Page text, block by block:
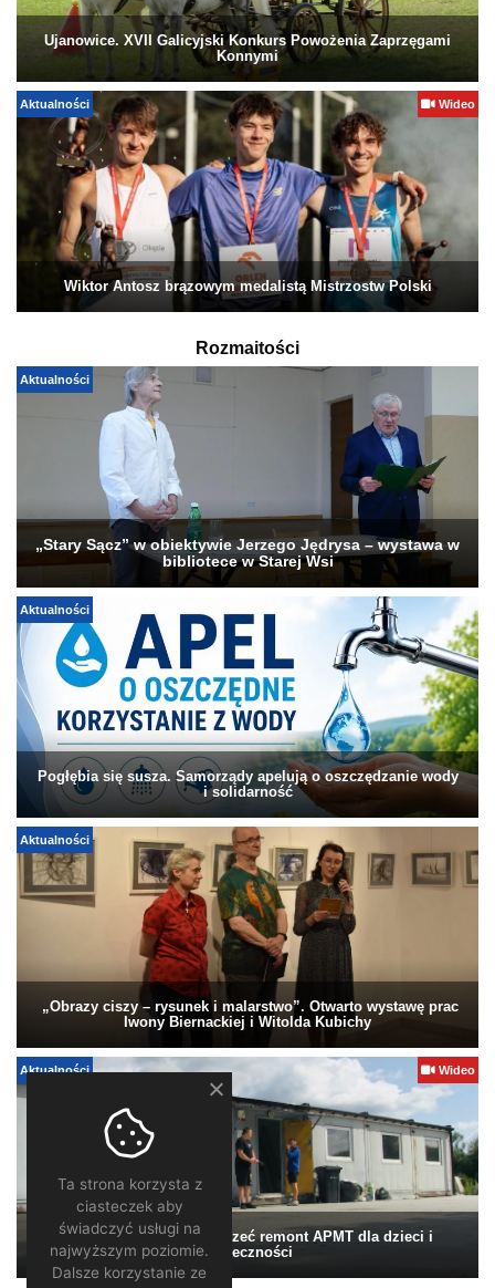
Ujanowice. XVII Galicyjski Konkurs Powożenia Zaprzęgami
Konnymi
Aktualności Wideo
Wiktor Antosz brązowym medalistą Mistrzostw Polski
Rozmaitości
Aktualności
„Stary Sącz” w obiektywie Jerzego Jędrysa – wystawa w
bibliotece w Starej Wsi
Aktualności
Pogłębia się susza. Samorządy apelują o oszczędzanie wody
i solidarność
Aktualności
„Obrazy ciszy – rysunek i malarstwo”. Otwarto wystawę prac
Iwony Biernackiej i Witolda Kubichy
Aktualności Wideo
Pomagamy. Warto wesprzeć remont APMT dla dzieci i
społeczności
Ta strona korzysta z
ciasteczek aby
świadczyć usługi na
najwyższym poziomie.
Dalsze korzystanie ze